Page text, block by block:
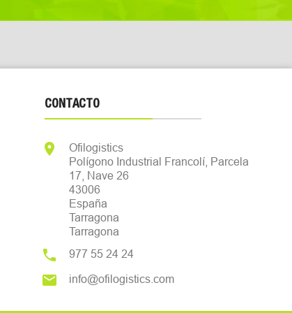
CONTACTO

Ofilogistics
Polígono Industrial Francolí, Parcela
17, Nave 26
43006
España
Tarragona
Tarragona
 977 55 24 24
 info@ofilogistics.com